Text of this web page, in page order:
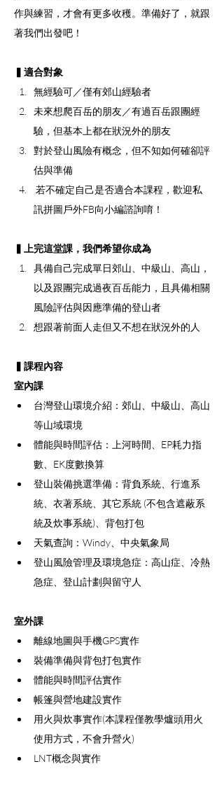
作與練習，才會有更多收穫。準備好了，就跟
著我們出發吧！
▍適合對象
無經驗可／僅有郊山經驗者
未來想爬百岳的朋友／有過百岳跟團經
驗，但基本上都在狀況外的朋友
對於登山風險有概念，但不知如何確卻評
估與準備
訊拼圖戶外FB向小編諮詢唷！
▍上完這堂課，我們希望你成為
具備自己完成單日郊山、中級山、高山，
以及跟團完成過夜百岳能力，且具備相關
風險評估與因應準備的登山者
想跟著前面人走但又不想在狀況外的人
▍課程內容
室內課
台灣登山環境介紹：郊山、中級山、高山
等山域環境
體能與時間評估：上河時間、EP耗力指
數、EK度數換算
登山裝備挑選準備：背負系統、行進系
統、衣著系統、其它系統 (不包含遮蔽系
統及炊事系統)、背包打包
天氣查詢：Windy、中央氣象局
登山風險管理及環境急症：高山症、冷熱
急症、登山計劃與留守人
室外課
離線地圖與手機GPS實作
裝備準備與背包打包實作
體能與時間評估實作
帳篷與營地建設實作
用火與炊事實作(本課程僅教學爐頭用火
使用方式，不會升營火)
LNT概念與實作